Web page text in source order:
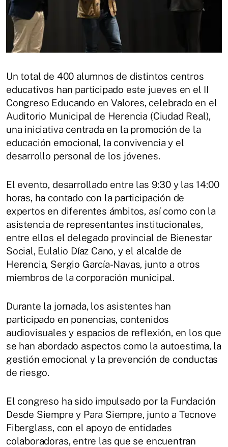
Un total de 400 alumnos de distintos centros
educativos han participado este jueves en el II
Congreso Educando en Valores, celebrado en el
Auditorio Municipal de Herencia (Ciudad Real),
una iniciativa centrada en la promoción de la
educación emocional, la convivencia y el
desarrollo personal de los jóvenes.
El evento, desarrollado entre las 9:30 y las 14:00
horas, ha contado con la participación de
expertos en diferentes ámbitos, así como con la
asistencia de representantes institucionales,
entre ellos el delegado provincial de Bienestar
Social, Eulalio Díaz Cano, y el alcalde de
Herencia, Sergio García-Navas, junto a otros
miembros de la corporación municipal.
Durante la jornada, los asistentes han
participado en ponencias, contenidos
audiovisuales y espacios de reflexión, en los que
se han abordado aspectos como la autoestima, la
gestión emocional y la prevención de conductas
de riesgo.
El congreso ha sido impulsado por la Fundación
Desde Siempre y Para Siempre, junto a Tecnove
Fiberglass, con el apoyo de entidades
colaboradoras, entre las que se encuentran